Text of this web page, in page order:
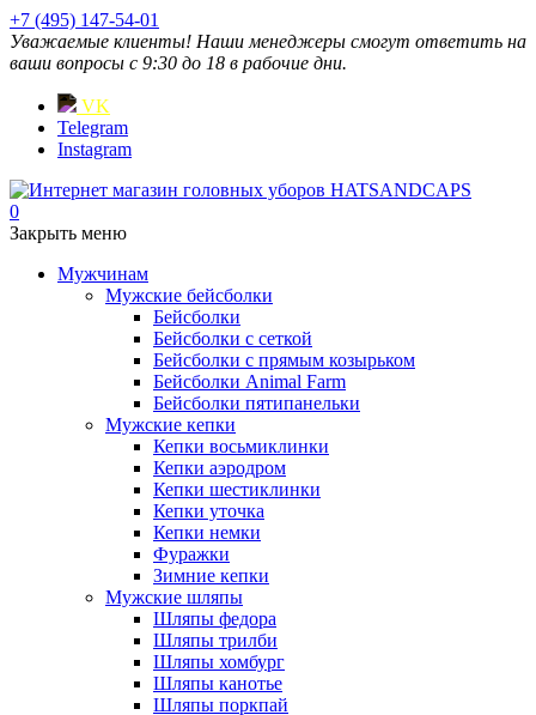
+7 (495) 147-54-01
Уважаемые клиенты! Наши менеджеры смогут ответить на
ваши вопросы с 9:30 до 18 в рабочие дни.
VK
Telegram
Instagram
0
Закрыть меню
Мужчинам
Мужские бейсболки
Бейсболки
Бейсболки с сеткой
Бейсболки с прямым козырьком
Бейсболки Animal Farm
Бейсболки пятипанельки
Мужские кепки
Кепки восьмиклинки
Кепки аэродром
Кепки шестиклинки
Кепки уточка
Кепки немки
Фуражки
Зимние кепки
Мужские шляпы
Шляпы федора
Шляпы трилби
Шляпы хомбург
Шляпы канотье
Шляпы поркпай